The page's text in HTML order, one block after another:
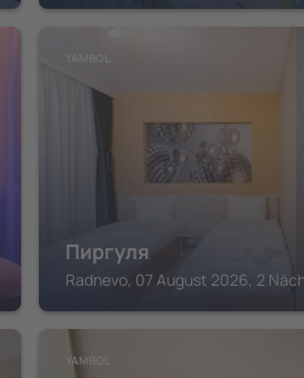
Пиргуля
Radnevo, 07 August 2026, 2
YAMBOL